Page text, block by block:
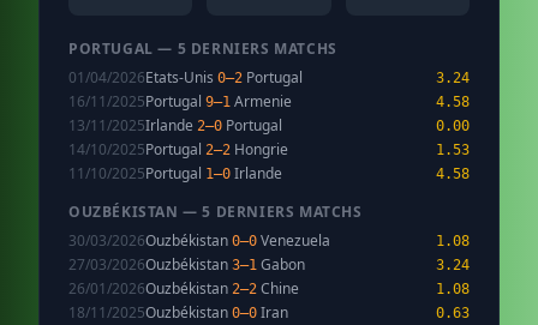
PORTUGAL — 5 DERNIERS MATCHS
01/04/2026Etats-Unis 0–2 Portugal 3.24
16/11/2025Portugal 9–1 Armenie 4.58
13/11/2025Irlande 2–0 Portugal 0.00
14/10/2025Portugal 2–2 Hongrie 1.53
11/10/2025Portugal 1–0 Irlande 4.58
OUZBÉKISTAN — 5 DERNIERS MATCHS
30/03/2026Ouzbékistan 0–0 Venezuela 1.08
27/03/2026Ouzbékistan 3–1 Gabon 3.24
26/01/2026Ouzbékistan 2–2 Chine 1.08
18/11/2025Ouzbékistan 0–0 Iran 0.63